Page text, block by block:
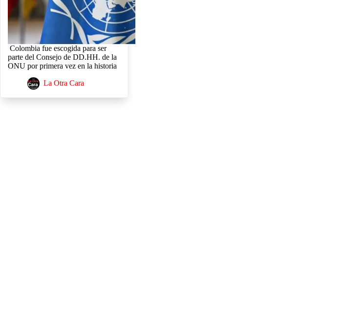
Colombia fue escogida para ser
parte del Consejo de DD.HH. de la
ONU por primera vez en la historia
La Otra Cara